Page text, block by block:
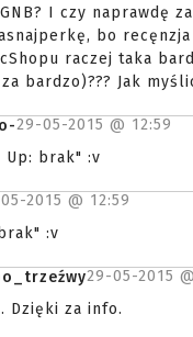
GNB? I czy naprawdę
bo recęnzja
raczej taka
bardzo)??? Jak
29-05-2015 @ 12:59
Up: brak" :v
2015 @ 12:59
:v
29-05-2015 @
Dzięki za info.